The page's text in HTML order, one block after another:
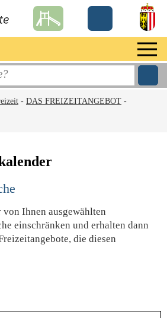
- DAS FREIZEITANGEBOT -
Ihnen ausgewählten
einschränken und erhalten dann
die diesen